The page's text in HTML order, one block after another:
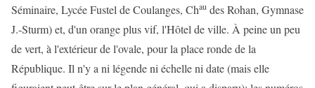
Séminaire, Lycée Fustel de Coulanges, Chau des Rohan, Gymnase
J.-Sturm) et, d'un orange plus vif, l'Hôtel de ville. À peine un peu
de vert, à l'extérieur de l'ovale, pour la place ronde de la
République. Il n'y a ni légende ni échelle ni date (mais elle